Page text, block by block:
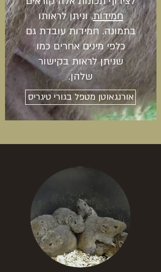
חמידות, וניתן לראותו
בתמונה. חמידות עובדת גם
כלפי מינים אחרים כמו
שניתן לראות בקישור
שלהן.
אורנגאוטן מטפל בגורי טיגריס